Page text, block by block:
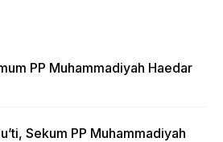
PP Muhammadiyah Haedar
Sekum PP Muhammadiyah